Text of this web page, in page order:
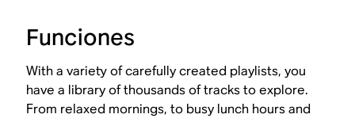
Funciones
With a variety of carefully created playlists, you
have a library of thousands of tracks to explore.
From relaxed mornings, to busy lunch hours and